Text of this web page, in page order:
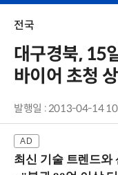
전국
대구경북, 15
바이어 초청
발행일 : 2013-04-14
최신 기술 트렌드와 산업별 적